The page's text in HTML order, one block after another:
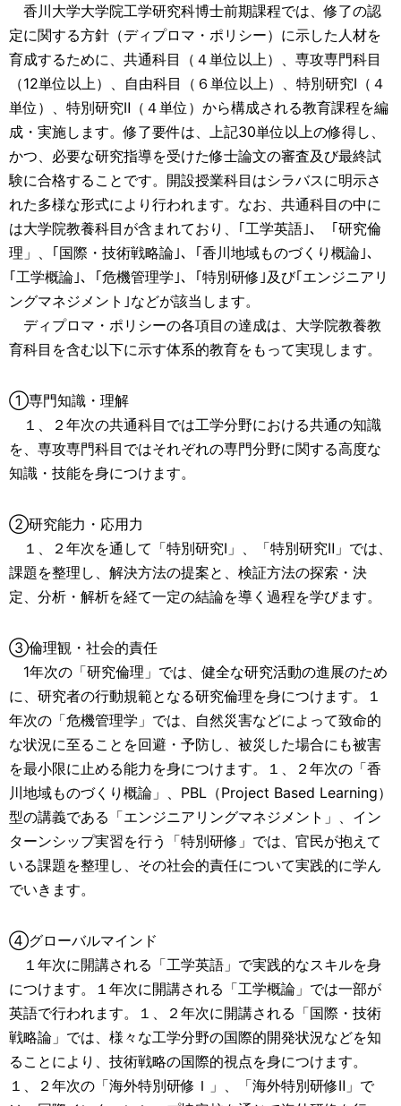
香川大学大学院工学研究科博士前期課程では、修了の認
定に関する方針（ディプロマ・ポリシー）に示した人材を
育成するために、共通科目（４単位以上）、専攻専門科目
（12単位以上）、自由科目（６単位以上）、特別研究Ⅰ（４
単位）、特別研究Ⅱ（４単位）から構成される教育課程を編
成・実施します。修了要件は、上記30単位以上の修得し、
かつ、必要な研究指導を受けた修士論文の審査及び最終試
験に合格することです。開設授業科目はシラバスに明示さ
れた多様な形式により行われます。なお、共通科目の中に
は大学院教養科目が含まれており、｢工学英語｣、「研究倫
理」、｢国際・技術戦略論｣、｢香川地域ものづくり概論｣、
｢工学概論｣、｢危機管理学｣、｢特別研修｣及び｢エンジニアリ
ングマネジメント｣などが該当します。
ディプロマ・ポリシーの各項目の達成は、大学院教養教
育科目を含む以下に示す体系的教育をもって実現します。
①専門知識・理解
１、２年次の共通科目では工学分野における共通の知識
を、専攻専門科目ではそれぞれの専門分野に関する高度な
知識・技能を身につけます。
②研究能力・応用力
１、２年次を通して「特別研究Ⅰ」、「特別研究Ⅱ」では、
課題を整理し、解決方法の提案と、検証方法の探索・決
定、分析・解析を経て一定の結論を導く過程を学びます。
③倫理観・社会的責任
1年次の「研究倫理」では、健全な研究活動の進展のため
に、研究者の行動規範となる研究倫理を身につけます。１
年次の「危機管理学」では、自然災害などによって致命的
な状況に至ることを回避・予防し、被災した場合にも被害
を最小限に止める能力を身につけます。１、２年次の「香
川地域ものづくり概論」、PBL（Project Based Learning）
型の講義である「エンジニアリングマネジメント」、イン
ターンシップ実習を行う「特別研修」では、官民が抱えて
いる課題を整理し、その社会的責任について実践的に学ん
でいきます。
④グローバルマインド
１年次に開講される「工学英語」で実践的なスキルを身
につけます。１年次に開講される「工学概論」では一部が
英語で行われます。１、２年次に開講される「国際・技術
戦略論」では、様々な工学分野の国際的開発状況などを知
ることにより、技術戦略の国際的視点を身につけます。
１、２年次の「海外特別研修Ｉ」、「海外特別研修Ⅱ」で